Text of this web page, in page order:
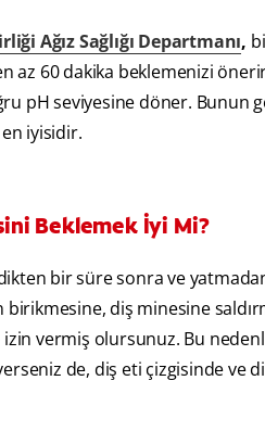
Ağız Sağlığı Departmanı,
az 60 dakika beklemenizi
pH seviyesine döner.
iyisidir.
Beklemek İyi Mi?
bir süre sonra ve yatmadan
birikmesine, diş minesine
vermiş olursunuz. Bu
de, diş eti çizgisinde ve